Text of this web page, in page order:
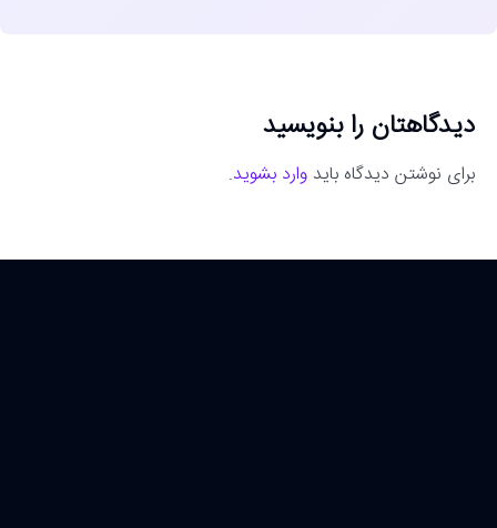
دیدگاهتان را بنویسید
برای نوشتن دیدگاه باید وارد بشوید.